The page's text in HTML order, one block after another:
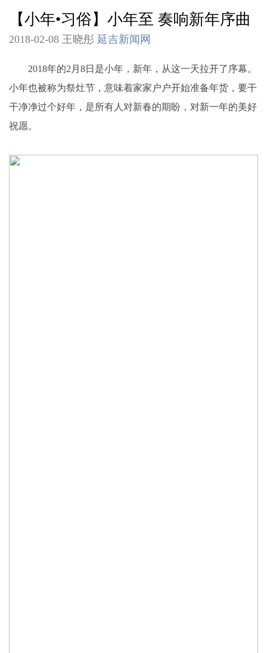
【小年•习俗】小年至 奏响新年序曲
2018-02-08 王晓彤 延吉新闻网
2018年的2月8日是小年，新年，从这一天拉开了序幕。
小年也被称为祭灶节，意味着家家户户开始准备年货，要干
干净净过个好年，是所有人对新春的期盼，对新一年的美好
祝愿。